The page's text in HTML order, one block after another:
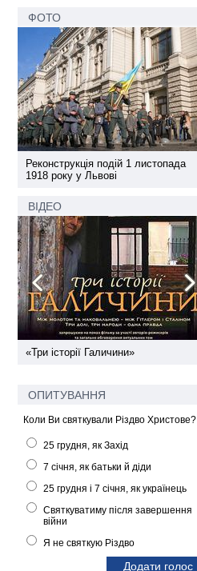
ФОТО
Реконструкція подій 1 листопада
1918 року у Львові
ВІДЕО
«Три історії Галичини»
ОПИТУВАННЯ
Коли Ви святкували Різдво Христове?
25 грудня, як Захід
7 січня, як батьки й діди
25 грудня і 7 січня, як українець
Святкуватиму після завершення
війни
Я не святкую Різдво